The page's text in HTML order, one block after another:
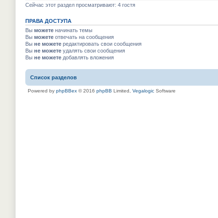
Сейчас этот раздел просматривают: 4 гостя
ПРАВА ДОСТУПА
Вы можете начинать темы
Вы можете отвечать на сообщения
Вы не можете редактировать свои сообщения
Вы не можете удалять свои сообщения
Вы не можете добавлять вложения
Список разделов
Powered by phpBBex © 2016 phpBB Limited, Vegalogic Software